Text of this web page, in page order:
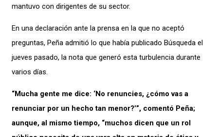
mantuvo con dirigentes de su sector.
En una declaración ante la prensa en la que no aceptó
preguntas, Peña admitió lo que había publicado Búsqueda el
jueves pasado, la nota que generó esta turbulencia durante
varios días.
“Mucha gente me dice: ‘No renuncies, ¿cómo vas a
renunciar por un hecho tan menor?’”, comentó Peña;
aunque, al mismo tiempo, “muchos dicen que un rol